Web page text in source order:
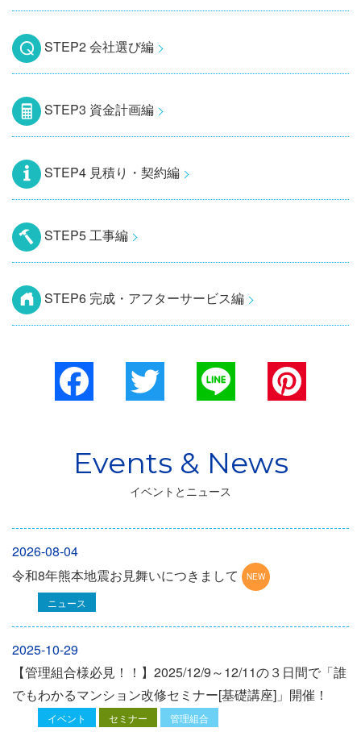
STEP2 会社選び編
STEP3 資金計画編
STEP4 見積り・契約編
STEP5 工事編
STEP6 完成・アフターサービス編
Facebook
イベントとニュース
2026-08-04
令和8年熊本地震お見舞いにつきまして
ニュース
2025-10-29
【管理組合様必見！！】2025/12/9～12/11の３日間で「誰
でもわかるマンション改修セミナー[基礎講座]」開催！
イベント セミナー 管理組合